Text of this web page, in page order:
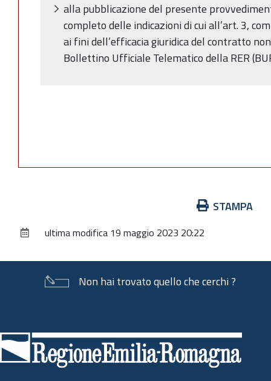
alla pubblicazione del presente
completo delle indicazioni di cui all’art. 3,
ai fini dell’efficacia giuridica del contratto
Bollettino Ufficiale Telematico della RER
documento
STAMPA
ultima modifica 19 maggio 2023 20:22
Non hai trovato quello che cerchi ?
di
pagina